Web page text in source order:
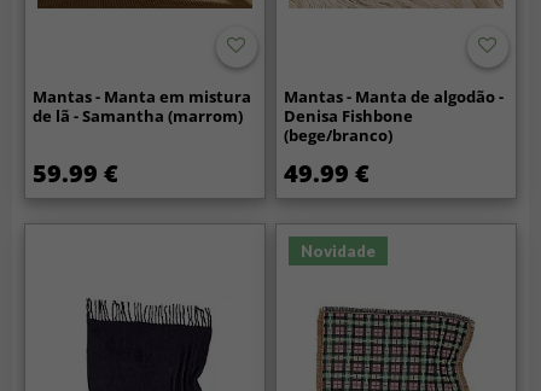
Mantas - Manta em mistura
de lã - Samantha (marrom)
59.99 €
Mantas - Manta de algodão -
Denisa Fishbone
(bege/branco)
49.99 €
Novidade